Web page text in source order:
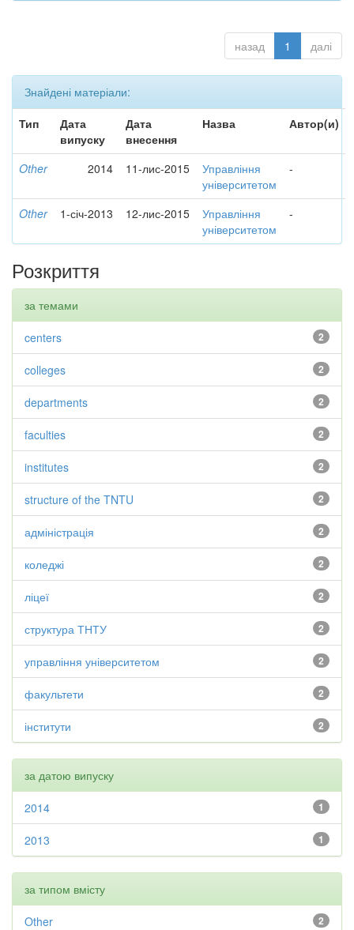
назад 1 далі
Знайдені матеріали:
Тип
Дата
випуску
Дата
внесення
Назва Автор(и)
Other 2014 11-лис-2015
Управління
університетом
-
Other 1-січ-2013 12-лис-2015
Управління
університетом
-
Розкриття
за темами
2
centers
2
colleges
2
departments
2
faculties
2
institutes
2
structure of the TNTU
2
адміністрація
2
коледжі
2
ліцеї
2
структура ТНТУ
2
управління університетом
2
факультети
2
інститути
за датою випуску
1
2014
1
2013
за типом вмісту
2
Other